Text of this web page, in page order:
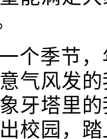
个季节
气风发
牙塔里
校园，